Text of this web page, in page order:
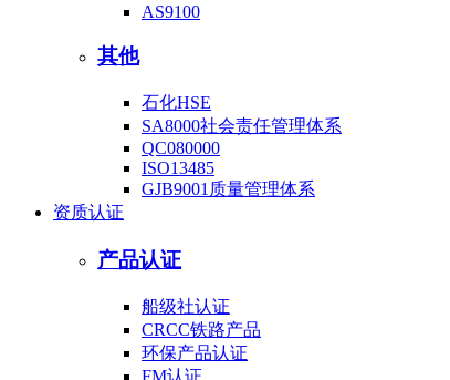
AS9100
其他
石化HSE
SA8000社会责任管理体系
QC080000
ISO13485
GJB9001质量管理体系
资质认证
产品认证
船级社认证
CRCC铁路产品
环保产品认证
FM认证